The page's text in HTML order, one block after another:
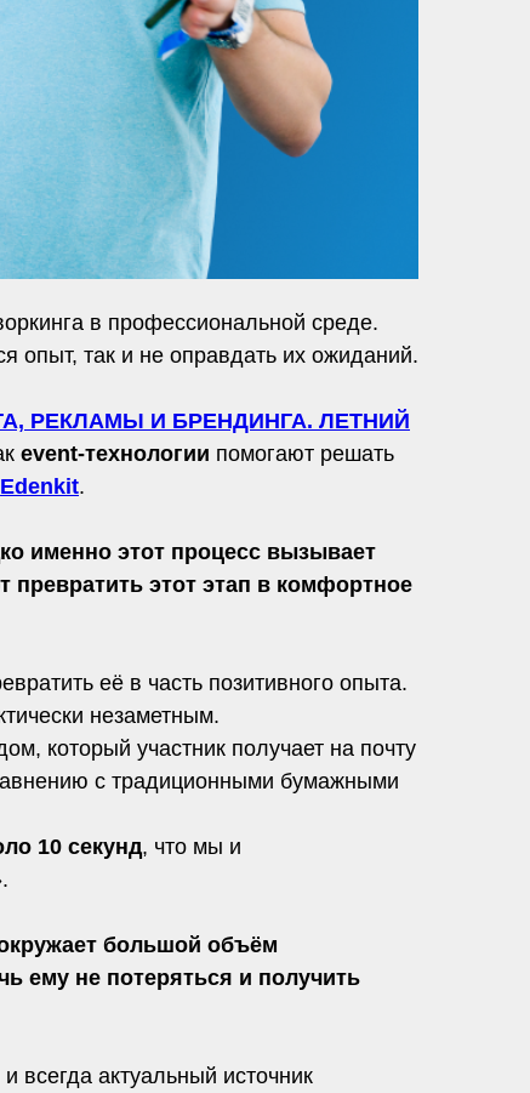
в профессиональной среде.
опыт, так и не оправдать их ожиданий.
РЕКЛАМЫ И БРЕНДИНГА. ЛЕТНИЙ
event-технологии помогают решать
Edenkit.
именно этот процесс вызывает
превратить этот этап в комфортное
её в часть позитивного опыта.
незаметным.
который участник получает на почту
с традиционными бумажными
10 секунд, что мы и
большой объём
ему не потеряться и получить
всегда актуальный источник